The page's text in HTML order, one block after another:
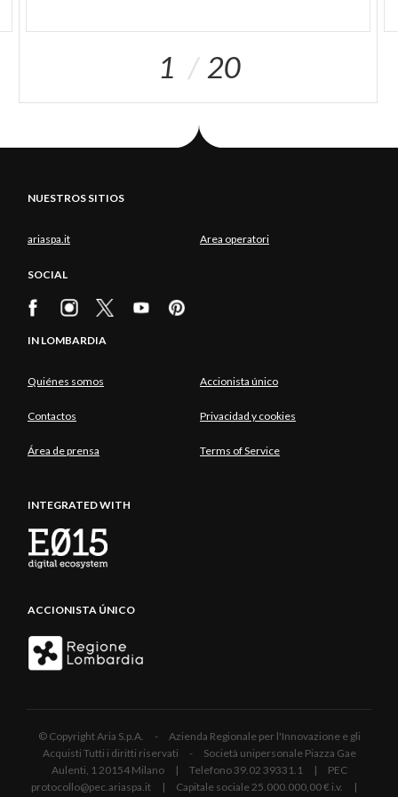
de disfrutar del encantador ambiente del pueblo, es
de la escuela de Carlo Ceresa.
1 20
NUESTROS SITIOS
ariaspa.it Area operatori
SOCIAL
IN LOMBARDIA
Quiénes somos Accionista único
Contactos Privacidad y cookies
Área de prensa Terms of Service
INTEGRATED WITH
ACCIONISTA ÚNICO
© Copyright Aria S.p.A. - Azienda Regionale per l'Innovazione e gli
Acquisti Tutti i diritti riservati - Società unipersonale Piazza Gae
Aulenti, 1 20154 Milano | Telefono 39.02 39331.1 | PEC
protocollo@pec.ariaspa.it | Capitale sociale 25.000.000,00 € i.v. |